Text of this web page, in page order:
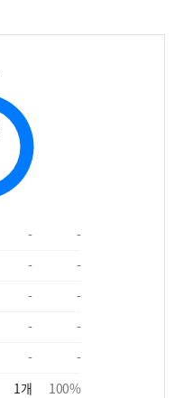
-
-
-
-
-
-
-
-
-
-
1개 100%